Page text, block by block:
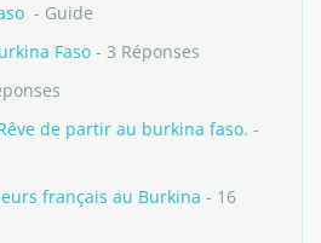
- Guide
Faso - 3 Réponses
de partir au burkina faso. -
français au Burkina - 16